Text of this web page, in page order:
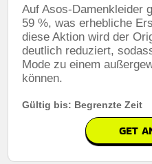
Auf Asos-Damenkleider
59 %, was erhebliche
diese Aktion wird der
deutlich reduziert,
Mode zu einem
können.
Gültig bis: Begrenzte Zeit
GET